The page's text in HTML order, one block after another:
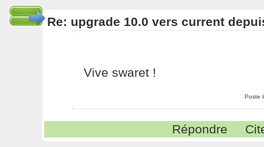
Re: upgrade 10.0 vers current
Vive swaret !
Poste
Répondre